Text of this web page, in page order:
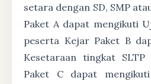
setara dengan SD, SMP
Paket A dapat mengikuti
peserta Kejar Paket B
Kesetaraan tingkat
Paket C dapat